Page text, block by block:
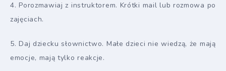
4. Porozmawiaj z instruktorem. Krótki mail lub rozmowa po
zajęciach.
5. Daj dziecku słownictwo. Małe dzieci nie wiedzą, że mają
emocje, mają tylko reakcje.